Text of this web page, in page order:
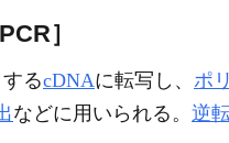
］
るcDNAに転写し、 ポ
などに用いられる。 逆